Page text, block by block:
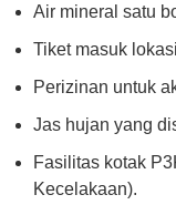
Air mineral satu
Tiket masuk
Perizinan untuk
Jas hujan yang
Fasilitas kotak
Kecelakaan).